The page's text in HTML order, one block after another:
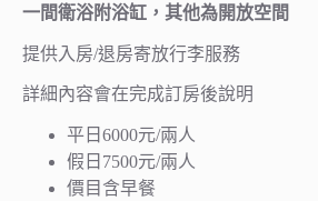
一間衛浴附浴缸，其他為開放空間
提供入房/退房寄放行李服務
詳細內容會在完成訂房後說明
平日6000元/兩人
假日7500元/兩人
價目含早餐